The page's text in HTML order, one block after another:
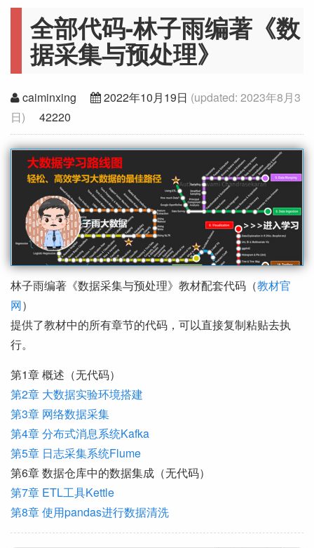
全部代码-林子雨编著《数
据采集与预处理》
caiminxing 2022年10月19日 (updated: 2023年8月3
日) 42220
林子雨编著《数据采集与预处理》教材配套代码（教材官
网）
提供了教材中的所有章节的代码，可以直接复制粘贴去执
行。
第1章 概述（无代码）
第2章 大数据实验环境搭建
第3章 网络数据采集
第4章 分布式消息系统Kafka
第5章 日志采集系统Flume
第6章 数据仓库中的数据集成（无代码）
第7章 ETL工具Kettle
第8章 使用pandas进行数据清洗